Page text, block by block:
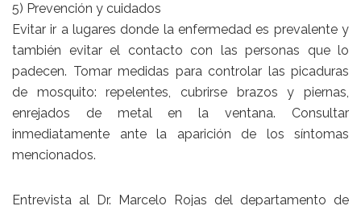
5) Prevención y cuidados
Evitar ir a lugares donde la enfermedad es prevalente y
también evitar el contacto con las personas que lo
padecen. Tomar medidas para controlar las picaduras
de mosquito: repelentes, cubrirse brazos y piernas,
enrejados de metal en la ventana. Consultar
inmediatamente ante la aparición de los síntomas
mencionados.
Entrevista al Dr. Marcelo Rojas del departamento de